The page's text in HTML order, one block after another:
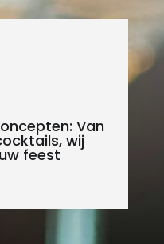
Van
wij
feest